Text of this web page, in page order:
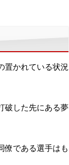
置かれている状況
破した先にある夢
僚である選手はも